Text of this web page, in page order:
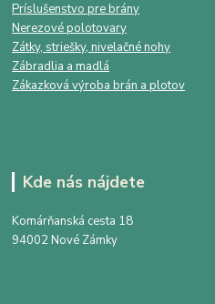
Príslušenstvo pre brány
Nerezové polotovary
Zátky, striešky, nivelačné nohy
Zábradlia a madlá
Zákazková výroba brán a plotov
Kde nás nájdete
Komárňanská cesta 18
94002 Nové Zámky